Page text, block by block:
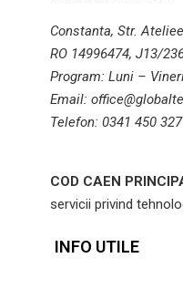
Constanta, Str.
RO 14996474, J13/
Program: Luni –
Email:
Telefon: 0341 450
COD CAEN
servicii privind
INFO UTILE